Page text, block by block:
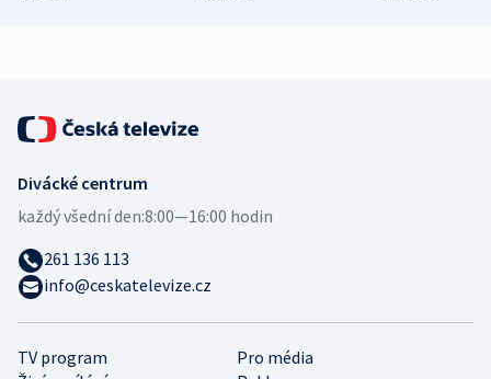
TV program
Pro média
Divácké centrum
každý všední den:8:00—16:00 hodin
261 136 113
info@ceskatelevize.cz